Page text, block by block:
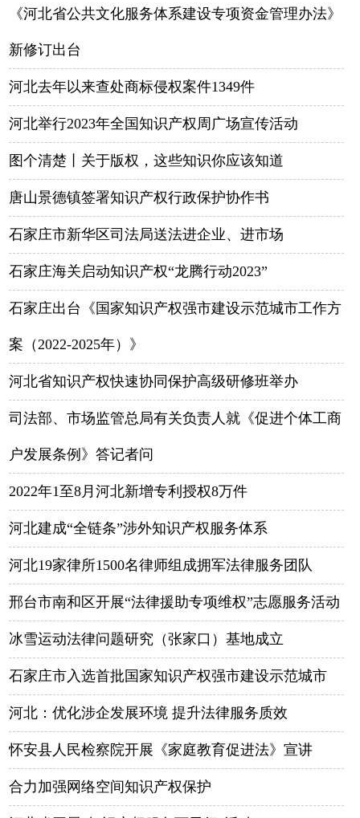
《河北省公共文化服务体系建设专项资金管理办法》
新修订出台
河北去年以来查处商标侵权案件1349件
河北举行2023年全国知识产权周广场宣传活动
图个清楚丨关于版权，这些知识你应该知道
唐山景德镇签署知识产权行政保护协作书
石家庄市新华区司法局送法进企业、进市场
石家庄海关启动知识产权“龙腾行动2023”
石家庄出台《国家知识产权强市建设示范城市工作方
案（2022-2025年）》
河北省知识产权快速协同保护高级研修班举办
司法部、市场监管总局有关负责人就《促进个体工商
户发展条例》答记者问
2022年1至8月河北新增专利授权8万件
河北建成“全链条”涉外知识产权服务体系
河北19家律所1500名律师组成拥军法律服务团队
邢台市南和区开展“法律援助专项维权”志愿服务活动
冰雪运动法律问题研究（张家口）基地成立
石家庄市入选首批国家知识产权强市建设示范城市
河北：优化涉企发展环境 提升法律服务质效
怀安县人民检察院开展《家庭教育促进法》宣讲
合力加强网络空间知识产权保护